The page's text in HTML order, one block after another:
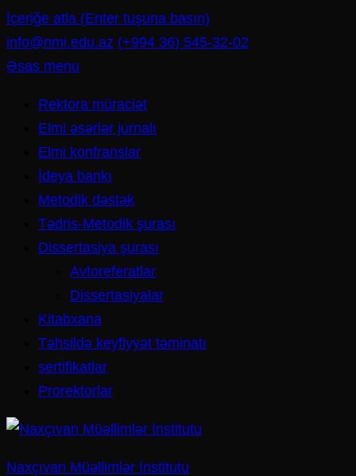
İçeriğe atla (Enter tuşuna basın)
info@nmi.edu.az (+994 36) 545-32-02
Əsas menu
Rektora müraciət
Elmi əsərlər jurnalı
Elmi konfranslar
İdeya bankı
Metodik dəstək
Tədris-Metodik şurası
Dissertasiya şurası
Avtoreferatlar
Dissertasiyalar
Kitabxana
Təhsildə keyfiyyət təminatı
sertifikatlar
Prorektorlar
Naxçıvan Müəllimlər İnstitutu